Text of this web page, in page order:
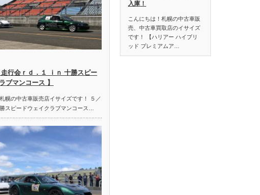
走行会ｒｄ．１ ｉｎ 十勝スピー
ブマンコース 】
幌の中古車販売店イサイズです！ ５／
スピードウェイクラブマンコース…
入庫！
こんにちは！札幌の中古車販
売、中古車買取店のイサイズ
です！ 【ハリアー ハイブリ
ッド プレミアムア…